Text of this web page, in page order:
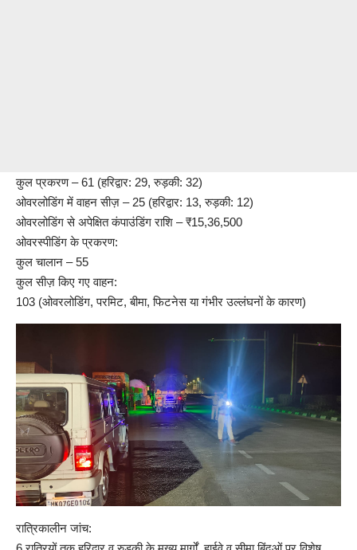
कुल प्रकरण – 61 (हरिद्वार: 29, रुड़की: 32)
ओवरलोडिंग में वाहन सीज़ – 25 (हरिद्वार: 13, रुड़की: 12)
ओवरलोडिंग से अपेक्षित कंपाउंडिंग राशि – ₹15,36,500
ओवरस्पीडिंग के प्रकरण:
कुल चालान – 55
कुल सीज़ किए गए वाहन:
103 (ओवरलोडिंग, परमिट, बीमा, फिटनेस या गंभीर उल्लंघनों के कारण)
रात्रिकालीन जांच: